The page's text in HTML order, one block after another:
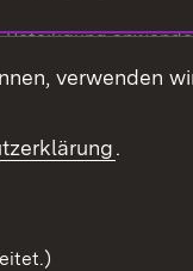
Beteiligung
Beteiligung stärken
verwenden
.